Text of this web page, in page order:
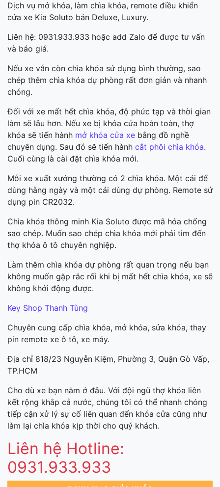
Dịch vụ mở khóa, làm chìa khóa, remote điều khiển
cửa xe Kia Soluto bản Deluxe, Luxury.
Liên hệ: 0931.933.933 hoặc add Zalo để được tư vấn
và báo giá.
Nếu xe vẫn còn chìa khóa sử dụng bình thường, sao
chép thêm chìa khóa dự phòng rất đơn giản và nhanh
chóng.
Đối với xe mất hết chìa khóa, độ phức tạp và thời gian
làm sẽ lâu hơn. Nếu xe bị khóa cửa hoàn toàn, thợ
khóa sẽ tiến hành mở khóa cửa xe bằng đồ nghề
chuyên dụng. Sau đó sẽ tiến hành cắt phôi chìa khóa.
Cuối cùng là cài đặt chìa khóa mới.
Mỗi xe xuất xưởng thường có 2 chìa khóa. Một cái để
dùng hằng ngày và một cái dùng dự phòng. Remote sử
dụng pin CR2032.
Chìa khóa thông minh Kia Soluto được mã hóa chống
sao chép. Muốn sao chép chìa khóa mới phải tìm đến
thợ khóa ô tô chuyên nghiệp.
Làm thêm chìa khóa dự phòng rất quan trọng nếu bạn
không muốn gặp rắc rối khi bị mất hết chìa khóa, xe sẽ
không khởi động được.
Key Shop Thanh Tùng
Chuyên cung cấp chìa khóa, mở khóa, sửa khóa, thay
pin remote xe ô tô, xe máy.
Địa chỉ 818/23 Nguyễn Kiệm, Phường 3, Quận Gò Vấp,
TP.HCM
Cho dù xe bạn nằm ở đâu. Với đội ngũ thợ khóa liên
kết rộng khắp cả nước, chúng tôi có thể nhanh chóng
tiếp cận xử lý sự cố liên quan đến khóa cửa cũng như
làm lại chìa khóa kịp thời cho quý khách.
Liên hệ Hotline:
0931.933.933